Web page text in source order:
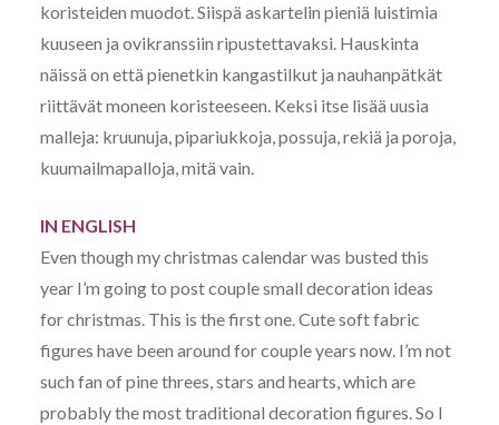
koristeiden muodot. Siispä askartelin pieniä luistimia
kuuseen ja ovikranssiin ripustettavaksi. Hauskinta
näissä on että pienetkin kangastilkut ja nauhanpätkät
riittävät moneen koristeeseen. Keksi itse lisää uusia
malleja: kruunuja, pipariukkoja, possuja, rekiä ja poroja,
kuumailmapalloja, mitä vain.
IN ENGLISH
Even though my christmas calendar was busted this
year I’m going to post couple small decoration ideas
for christmas. This is the first one. Cute soft fabric
figures have been around for couple years now. I’m not
such fan of pine threes, stars and hearts, which are
probably the most traditional decoration figures. So I